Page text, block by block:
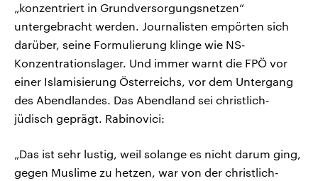
„konzentriert in Grundversorgungsnetzen“
untergebracht werden. Journalisten empörten sich
darüber, seine Formulierung klinge wie NS-
Konzentrationslager. Und immer warnt die FPÖ vor
einer Islamisierung Österreichs, vor dem Untergang
des Abendlandes. Das Abendland sei christlich-
jüdisch geprägt. Rabinovici:
„Das ist sehr lustig, weil solange es nicht darum ging,
gegen Muslime zu hetzen, war von der christlich-